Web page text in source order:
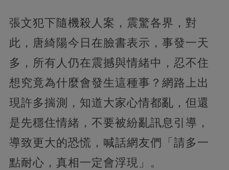
張文犯下隨機殺人案，震驚各界，對
此，唐綺陽今日在臉書表示，事發一天
多，所有人仍在震撼與情緒中，忍不住
想究竟為什麼會發生這種事？網路上出
現許多揣測，知道大家心情都亂，但還
是先穩住情緒，不要被紛亂訊息引導，
導致更大的恐慌，喊話網友們「請多一
點耐心，真相一定會浮現」。